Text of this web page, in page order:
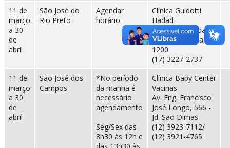
11 de
março
a 30
de
abril
São José do
Rio Preto
Agendar
horário
Clínica Guidotti
Hadad
Av. Francisco das
Chagas Oliveira,
1200
(17) 3227-2737
11 de
março
a 30
de
abril
São José dos
Campos
*No período
da manhã é
necessário
agendamento
Seg/Sex das
8h30 às 12h e
Clínica Baby Center
Vacinas
Av. Eng. Francisco
José Longo, 566 -
Jd. São Dimas
(12) 3923-7112/
(12) 3921-4765